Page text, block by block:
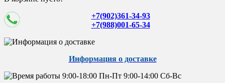
+7(902)361-34-93
+7(988)001-65-34
Информация о доставке